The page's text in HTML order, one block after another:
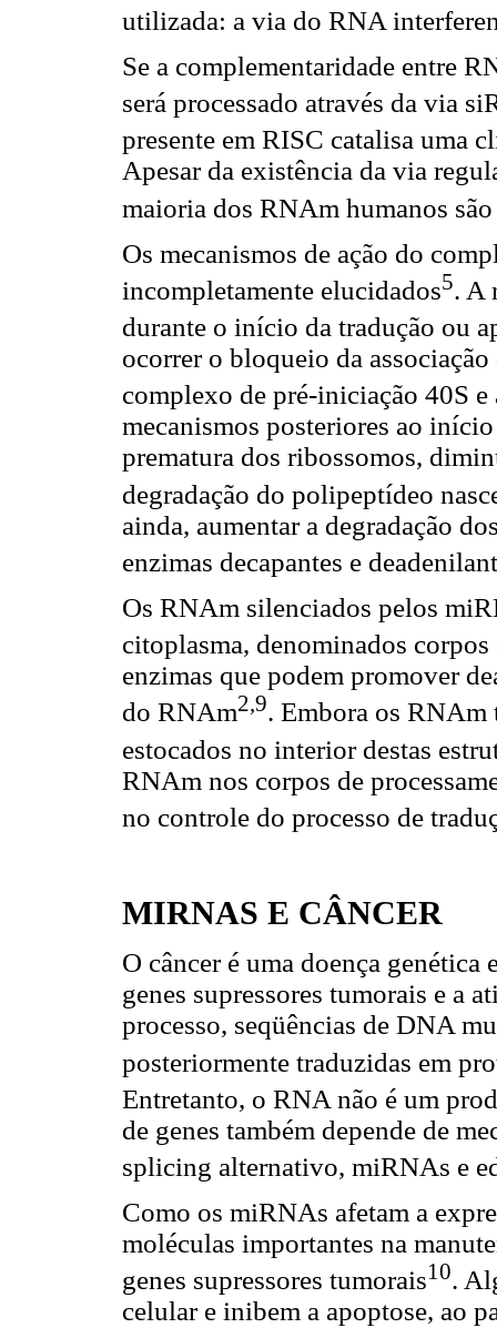
utilizada: a via do RNA
Se a complementaridade entre
será processado através da via
presente em RISC catalisa uma
Apesar da existência da via
maioria dos RNAm humanos
Os mecanismos de ação do
incompletamente elucidados5. A
durante o início da tradução ou
ocorrer o bloqueio da
complexo de pré-iniciação 40S
mecanismos posteriores ao
prematura dos ribossomos,
degradação do polipeptídeo
ainda, aumentar a degradação
enzimas decapantes e
Os RNAm silenciados pelos
citoplasma, denominados corpos
enzimas que podem promover
do RNAm2,9. Embora os RNAm
estocados no interior destas
RNAm nos corpos de
no controle do processo de
MIRNAS E CÂNCER
O câncer é uma doença
genes supressores tumorais e a
processo, seqüências de DNA
posteriormente traduzidas em
Entretanto, o RNA não é um
de genes também depende de
splicing alternativo, miRNAs e
Como os miRNAs afetam a
moléculas importantes na
genes supressores tumorais10.
celular e inibem a apoptose, ao